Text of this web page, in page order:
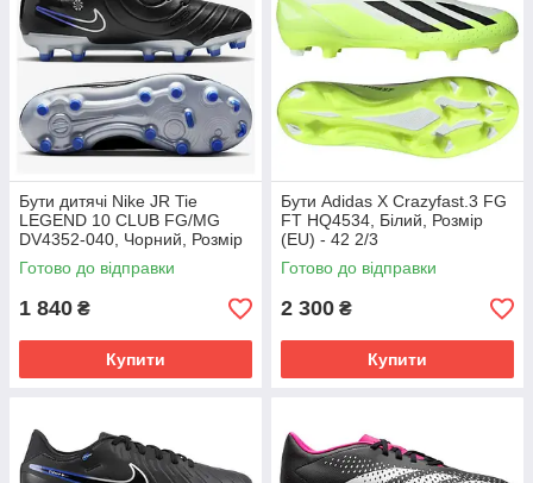
Бути дитячі Nike JR Tie
LEGEND 10 CLUB FG/MG
DV4352-040, Чорний, Розмір
(EU) - 38.5
Готово до відправки
1 840 ₴
Купити
Бути Adidas X Crazyfast.3 FG
FT HQ4534, Білий, Розмір
(EU) - 42 2/3
Готово до відправки
2 300 ₴
Купити